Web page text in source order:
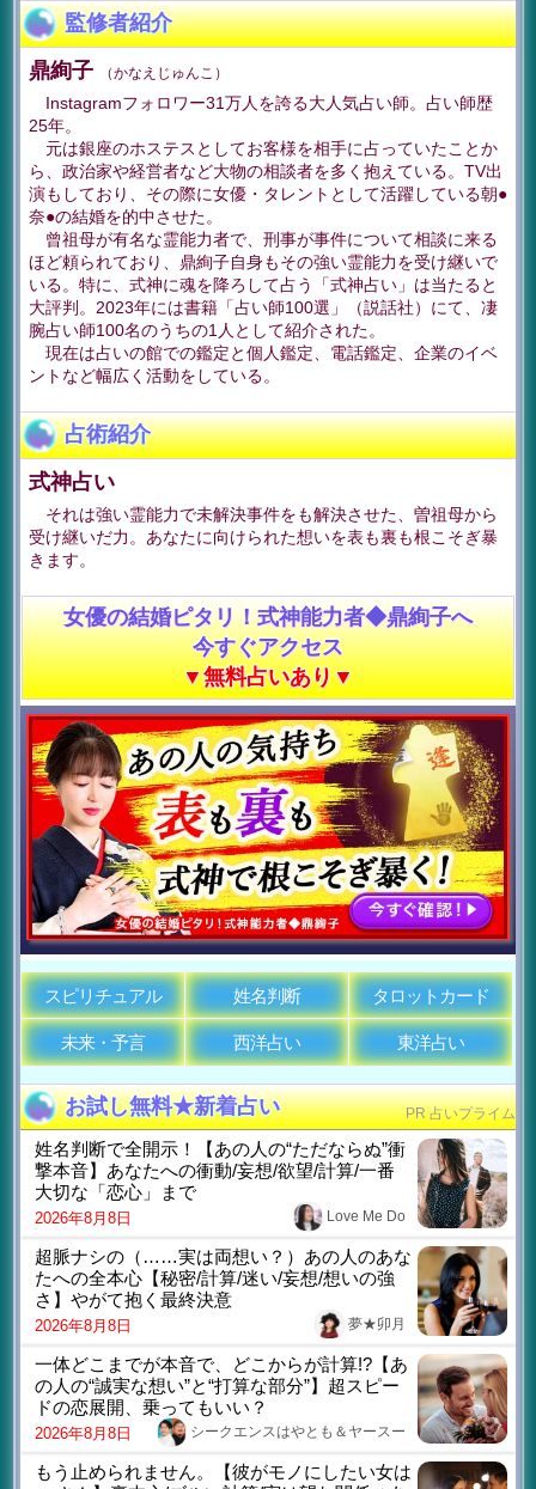
監修者紹介
鼎絢子 （かなえじゅんこ）
Instagramフォロワー31万人を誇る大人気占い師。占い師歴
25年。
元は銀座のホステスとしてお客様を相手に占っていたことか
ら、政治家や経営者など大物の相談者を多く抱えている。TV出
演もしており、その際に女優・タレントとして活躍している朝●
奈●の結婚を的中させた。
曾祖母が有名な霊能力者で、刑事が事件について相談に来る
ほど頼られており、鼎絢子自身もその強い霊能力を受け継いで
いる。特に、式神に魂を降ろして占う「式神占い」は当たると
大評判。2023年には書籍「占い師100選」（説話社）にて、凄
腕占い師100名のうちの1人として紹介された。
現在は占いの館での鑑定と個人鑑定、電話鑑定、企業のイベ
ントなど幅広く活動をしている。
占術紹介
式神占い
それは強い霊能力で未解決事件をも解決させた、曽祖母から
受け継いだ力。あなたに向けられた想いを表も裏も根こそぎ暴
きます。
女優の結婚ピタリ！式神能力者◆鼎絢子へ
今すぐアクセス
▼無料占いあり▼
スピリチュアル 姓名判断 タロットカード
未来・予言 西洋占い 東洋占い
お試し無料★新着占い PR 占いプライム